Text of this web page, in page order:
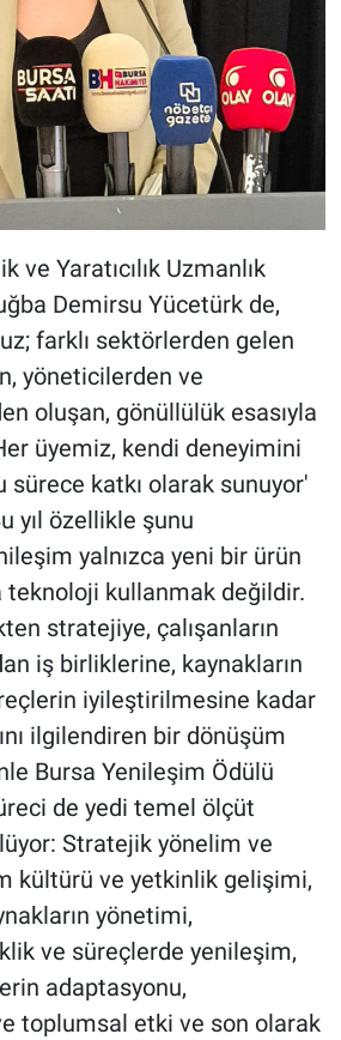
ve Yaratıcılık Uzmanlık
Demirsu Yücetürk de,
farklı sektörlerden gelen
yöneticilerden ve
oluşan, gönüllülük esasıyla
üyemiz, kendi deneyimini
sürece katkı olarak sunuyor'
yıl özellikle şunu
yalnızca yeni bir ürün
teknoloji kullanmak değildir.
stratejiye, çalışanların
iş birliklerine, kaynakların
iyileştirilmesine kadar
ilgilendiren bir dönüşüm
Bursa Yenileşim Ödülü
de yedi temel ölçüt
Stratejik yönelim ve
kültürü ve yetkinlik gelişimi,
yönetimi,
ve süreçlerde yenileşim,
adaptasyonu,
toplumsal etki ve son olarak